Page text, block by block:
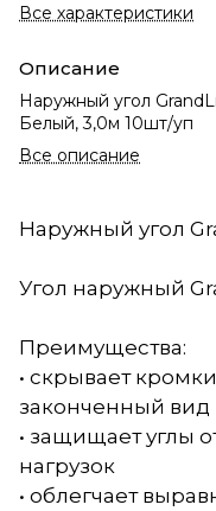
Все характеристики
Описание
Наружный угол
Белый, 3,0м 10шт/уп
Все описание
Наружный угол
Угол наружный
Преимущества:
• скрывает
законченный вид
• защищает углы
нагрузок
• облегчает